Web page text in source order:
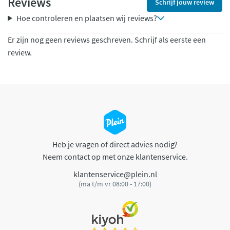
Schrijf jouw review
Hoe controleren en plaatsen wij reviews?
Er zijn nog geen reviews geschreven. Schrijf als eerste een
review.
Heb je vragen of direct advies nodig?
Neem contact op met onze klantenservice.
klantenservice@plein.nl
(ma t/m vr 08:00 - 17:00)